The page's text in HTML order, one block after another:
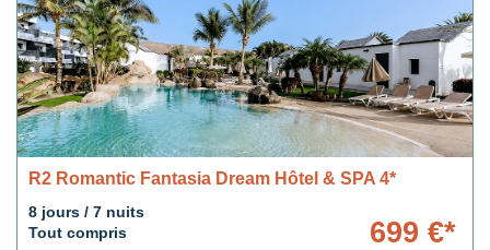
R2 Romantic Fantasia Dream Hôtel & SPA 4*
8 jours / 7 nuits
Tout compris
699 €*